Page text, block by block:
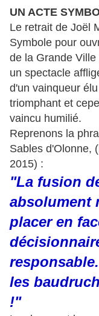
UN ACTE
Le retrait de Joël
Symbole pour
de la Grande
un spectacle
d'un vainqueur
triomphant et
vaincu humilié.
Reprenons la
Sables d'Olonne,
2015) :
"La fusion
absolument
placer en
les
!"